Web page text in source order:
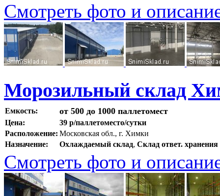
Смотреть фото и
Морозильный склад
Емкость: от 500 до 1000 паллетомест
Цена:
39 р/паллетоместо/сутки
Расположение: Московская обл., г. Химки
Назначение:
Охлаждаемый склад, Склад ответ. хранения
Смотреть фото и